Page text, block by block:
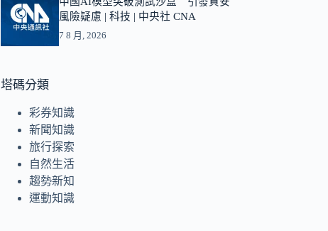
風險疑慮 | 科技 | 中央社 CNA
7 8 月, 2026
塔碼分類
彩券知識
新聞知識
旅行探索
自然生活
趨勢新知
運動知識